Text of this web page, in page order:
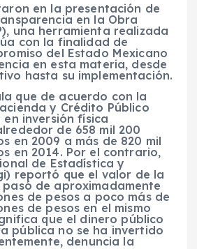
en la presentación de
en la Obra
una herramienta realizada
con la finalidad de
del Estado Mexicano
en esta materia, desde
hasta su implementación.
que de acuerdo con la
y Crédito Público
en inversión física
de 658 mil 200
en 2009 a más de 820 mil
en 2014. Por el contrario,
de Estadística y
reportó que el valor de la
pasó de aproximadamente
de pesos a poco más de
de pesos en el mismo
que el dinero público
pública no se ha invertido
denuncia la